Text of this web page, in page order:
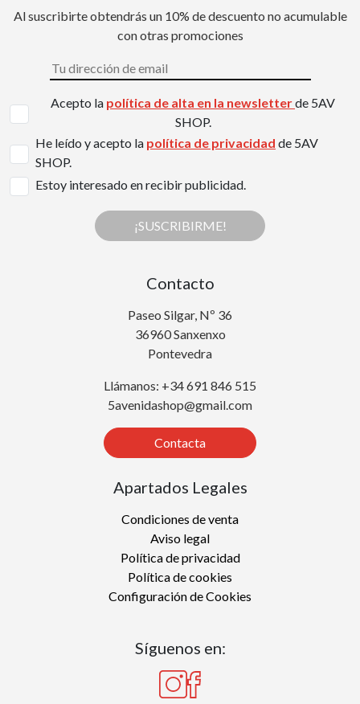
Al suscribirte obtendrás un 10% de descuento no acumulable
con otras promociones
Acepto la política de alta en la newsletterde 5AV
SHOP.
He leído y acepto la política de privacidad de 5AV
SHOP.
Estoy interesado en recibir publicidad.
¡SUSCRIBIRME!
Contacto
Paseo Silgar, Nº 36
36960 Sanxenxo
Pontevedra
Llámanos: +34 691 846 515
5avenidashop@gmail.com
Contacta
Apartados Legales
Condiciones de venta
Aviso legal
Política de privacidad
Política de cookies
Configuración de Cookies
Síguenos en: